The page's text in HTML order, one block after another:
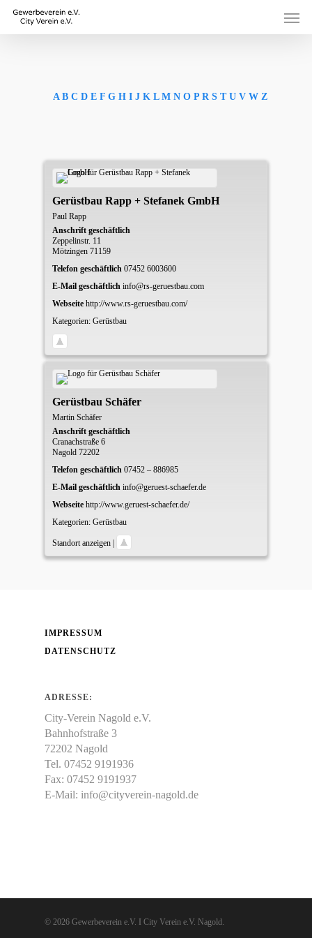
Skip
main
A B C D E F G H I J K L M N O P R S T U V W Z
Gerüstbau Rapp + Stefanek GmbH
Paul Rapp
Anschrift geschäftlich
Zeppelinstr. 11
Mötzingen 71159
Telefon geschäftlich 07452 6003600
E-Mail geschäftlich info@rs-geruestbau.com
Webseite http://www.rs-geruestbau.com/
Kategorien: Gerüstbau
Gerüstbau Schäfer
Martin Schäfer
Anschrift geschäftlich
Cranachstraße 6
Nagold 72202
Telefon geschäftlich 07452 – 886985
E-Mail geschäftlich info@geruest-schaefer.de
Webseite http://www.geruest-schaefer.de/
Kategorien: Gerüstbau
Standort anzeigen
IMPRESSUM
DATENSCHUTZ
ADRESSE:
City-Verein Nagold e.V.
Bahnhofstraße 3
72202 Nagold
Tel. 07452 9191936
Fax: 07452 9191937
E-Mail: info@cityverein-nagold.de
© 2026 Gewerbeverein e.V. I City Verein e.V. Nagold.